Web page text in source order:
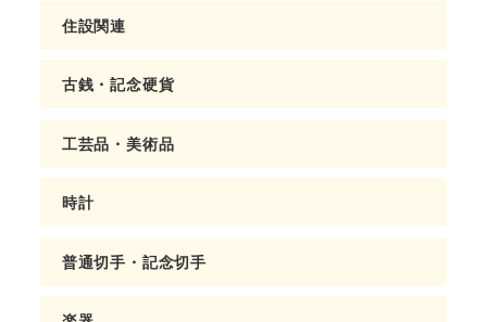
住設関連
古銭・記念硬貨
工芸品・美術品
時計
普通切手・記念切手